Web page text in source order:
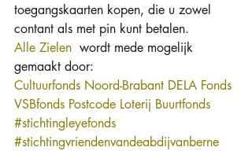
toegangskaarten kopen, die u zowel
contant als met pin kunt betalen.
Alle Zielen
  wordt mede mogelijk
gemaakt door:
Cultuurfonds Noord-Brabant DELA Fonds
VSBfonds Postcode Loterij Buurtfonds
#stichtingleyefonds
#stichtingvriendenvandeabdijvanberne